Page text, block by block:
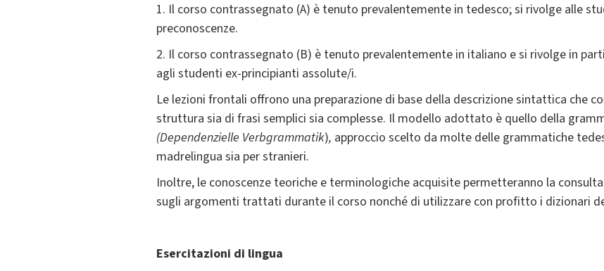
1. Il corso contrassegnato (A) è tenuto prevalentemente in tedesco; si rivolge alle
preconoscenze.
2. Il corso contrassegnato (B) è tenuto prevalentemente in italiano e si rivolge in
agli studenti ex-principianti assolute/i.
Le lezioni frontali offrono una preparazione di base della descrizione sintattica che
struttura sia di frasi semplici sia complesse. Il modello adottato è quello della
(Dependenzielle Verbgrammatik), approccio scelto da molte delle grammatiche
madrelingua sia per stranieri.
Inoltre, le conoscenze teoriche e terminologiche acquisite permetteranno la
sugli argomenti trattati durante il corso nonché di utilizzare con profitto i dizionari
Esercitazioni di lingua